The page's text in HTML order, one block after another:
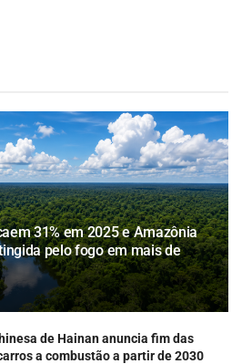
31% em 2025 e Amazônia
pelo fogo em mais de
de Hainan anuncia fim das
a combustão a partir de 2030